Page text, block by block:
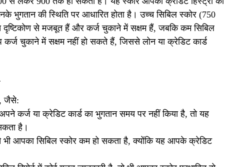
भुगतान की स्थिति पर आधारित होता है। उच्च सिबिल स्कोर (750
दृष्टिकोण से मजबूत हैं और कर्ज चुकाने में सक्षम हैं, जबकि कम सिबिल
चुकाने में सक्षम नहीं हो सकते हैं, जिससे लोन या क्रेडिट कार्ड
जैसे:
कर्ज या क्रेडिट कार्ड का भुगतान समय पर नहीं किया है, तो यह
है।
आपका सिबिल स्कोर कम हो सकता है, क्योंकि यह आपके क्रेडिट